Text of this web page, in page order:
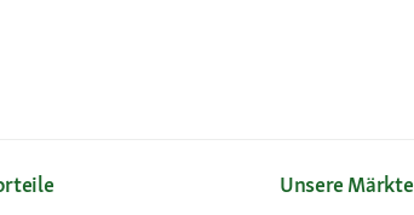
Unsere Märkte